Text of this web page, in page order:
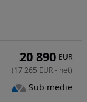
20 890 EUR
(17 265 EUR- net)
Sub medie